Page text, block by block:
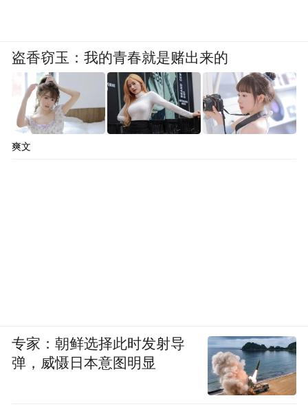
盗香窃玉：我的青春就是赌出来的
爽文
专家：朝鲜选择此时发射导
弹，威慑日本意图明显